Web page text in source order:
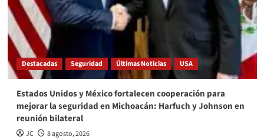
Destacadas Seguridad Últimas Noticias USA
Estados Unidos y México fortalecen cooperación para
mejorar la seguridad en Michoacán: Harfuch y Johnson en
reunión bilateral
JC 8 agosto, 2026